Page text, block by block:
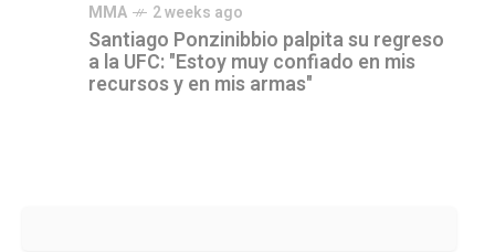
MMA 2 weeks ago
Santiago Ponzinibbio palpita su regreso
a la UFC: "Estoy muy confiado en mis
recursos y en mis armas"